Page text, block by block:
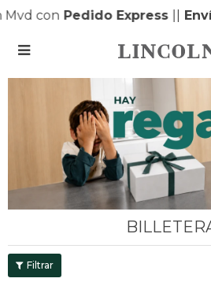
conPedido Express||
